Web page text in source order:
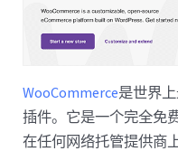
WooCommerce是世界
插件。它是一个完全免
在任何网络托管提供商